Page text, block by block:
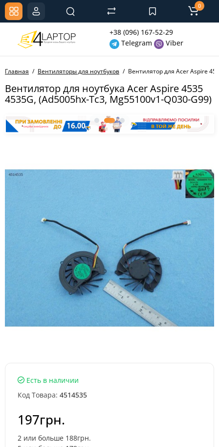
+38 (096) 167-52-29
Telegram
Viber
0
Главная Вентиляторы для ноутбуков Вентилятор для Acer Aspire
Вентилятор для ноутбука Acer Aspire 4535
4535G, (Ad5005hx-Tc3, Mg55100v1-Q030-G99)
Есть в наличии
Код Товара: 4514535
197грн.
2 или больше 188грн.